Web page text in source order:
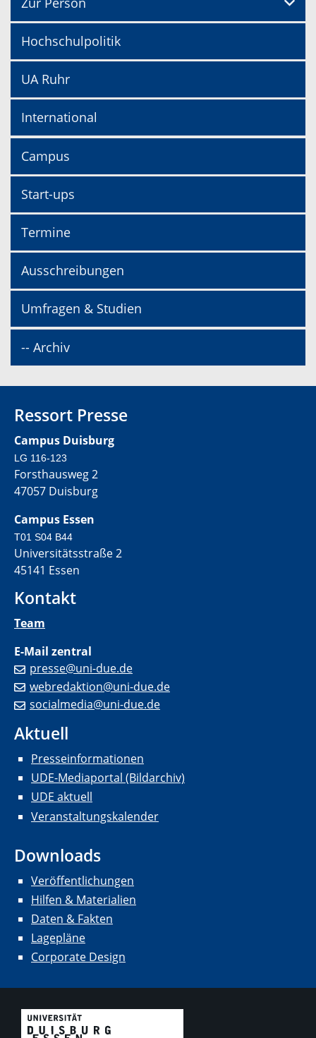
Hochschulpolitik
UA Ruhr
International
Campus
Start-ups
Termine
Ausschreibungen
Umfragen & Studien
-- Archiv
Ressort Presse
Campus Duisburg
LG 116-123
Forsthausweg 2
47057 Duisburg
Campus Essen
T01 S04 B44
Universitätsstraße 2
45141 Essen
Kontakt
Team
E-Mail zentral
presse@uni-due.de
webredaktion@uni-due.de
socialmedia@uni-due.de
Aktuell
Presseinformationen
UDE-Mediaportal (Bildarchiv)
UDE aktuell
Veranstaltungskalender
Downloads
Veröffentlichungen
Hilfen & Materialien
Daten & Fakten
Lagepläne
Corporate Design